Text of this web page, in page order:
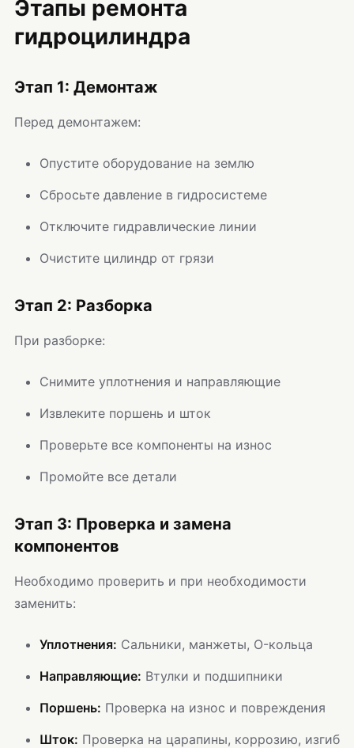
Этапы ремонта
гидроцилиндра
Этап 1: Демонтаж
Перед демонтажем:
Опустите оборудование на землю
Сбросьте давление в гидросистеме
Отключите гидравлические линии
Очистите цилиндр от грязи
Этап 2: Разборка
При разборке:
Снимите уплотнения и направляющие
Извлеките поршень и шток
Проверьте все компоненты на износ
Промойте все детали
Этап 3: Проверка и замена
компонентов
Необходимо проверить и при необходимости
заменить:
Уплотнения: Сальники, манжеты, O-кольца
Направляющие: Втулки и подшипники
Поршень: Проверка на износ и повреждения
Шток: Проверка на царапины, коррозию, изгиб